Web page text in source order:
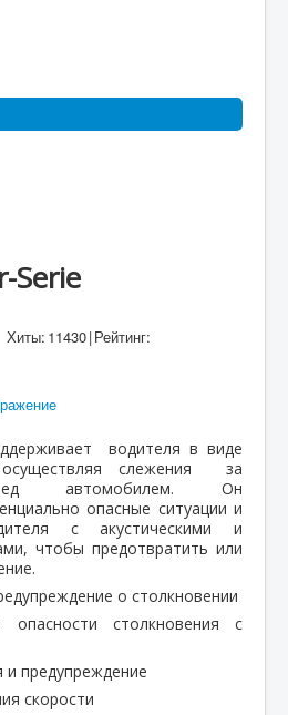
Serie
Хиты: 11430|Рейтинг:
водителя в виде
осуществляя слежения за
автомобилем. Он
опасные ситуации и
с акустическими и
чтобы предотвратить или
о столкновении
опасности столкновения с
и предупреждение
скорости